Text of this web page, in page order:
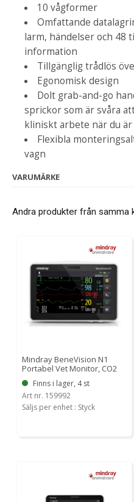
10 vågformer
Omfattande
larm, händelser och 48
information
Tillgänglig trådlös
Egonomisk design
Dolt grab-and-go
sprickor som är svåra
kliniskt arbete när du
Flexibla
vagn
VARUMÄRKE
Andra produkter från samma
Mindray BeneVision N1
Portabel Vet Monitor, CO2
Finns i lager, 4 st
Art nr. 159992
Säljs per enhet : Styck